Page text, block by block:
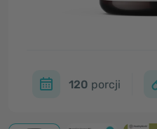
120 porcji